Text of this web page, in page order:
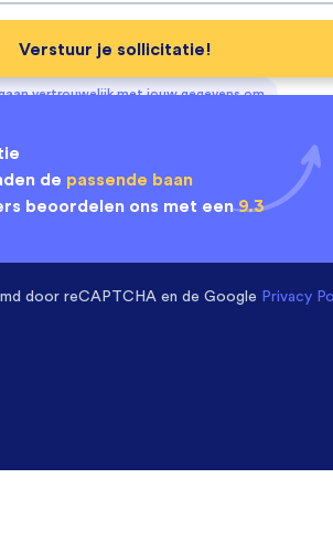
vertrouwelijk met jouw gegevens om
Verstuur je sollicitatie!
de passende baan
beoordelen ons met een 9.3
door reCAPTCHA en de Google Privacy